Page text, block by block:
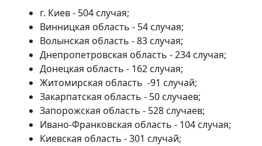
г. Киев - 504 случая;
Винницкая область - 54 случая;
Волынская область - 83 случая;
Днепропетровская область - 234 случая;
Донецкая область - 162 случая;
Житомирская область -91 случай;
Закарпатская область - 50 случаев;
Запорожская область - 528 случаев;
Ивано-Франковская область - 104 случая;
Киевская область - 301 случай;